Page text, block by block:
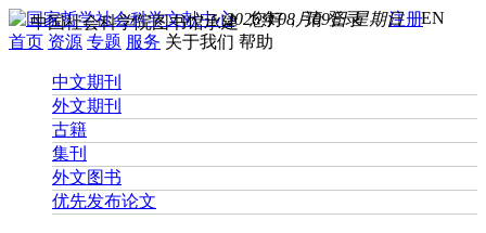
您好， 请登录 注册EN
2026年08月09日 星期日
中国社会科学院图书馆承建
首页 资源 专题 服务 关于我们 帮助
中文期刊
外文期刊
古籍
集刊
外文图书
优先发布论文